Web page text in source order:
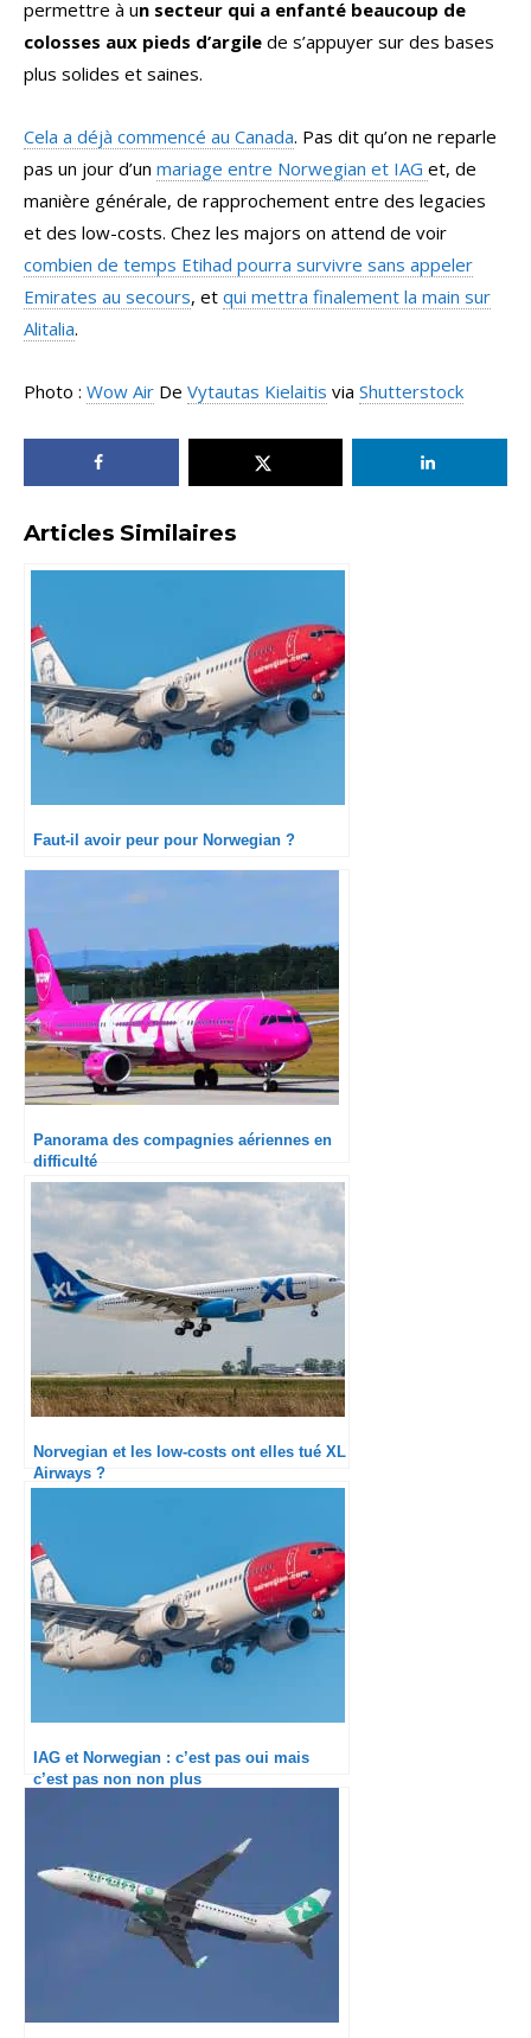
permettre à un secteur qui a enfanté beaucoup de
colosses aux pieds d’argile de s’appuyer sur des bases
plus solides et saines.
Cela a déjà commencé au Canada. Pas dit qu’on ne reparle
pas un jour d’un mariage entre Norwegian et IAG et, de
manière générale, de rapprochement entre des legacies
et des low-costs. Chez les majors on attend de voir
combien de temps Etihad pourra survivre sans appeler
Emirates au secours, et qui mettra finalement la main sur
Alitalia.
Photo : Wow Air De Vytautas Kielaitis via Shutterstock
Articles Similaires
Faut-il avoir peur pour Norwegian ?
Panorama des compagnies aériennes en
difficulté
Norvegian et les low-costs ont elles tué XL
Airways ?
IAG et Norwegian : c’est pas oui mais
c’est pas non non plus